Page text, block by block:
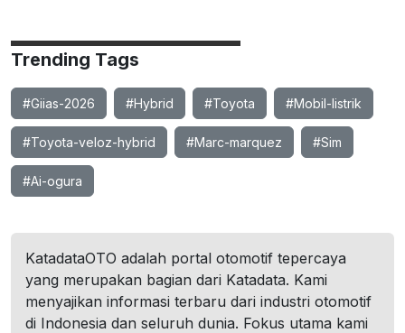
Trending Tags
#Giias-2026 #Hybrid #Toyota #Mobil-listrik
#Toyota-veloz-hybrid #Marc-marquez #Sim
#Ai-ogura
KatadataOTO adalah portal otomotif tepercaya
yang merupakan bagian dari Katadata. Kami
menyajikan informasi terbaru dari industri otomotif
di Indonesia dan seluruh dunia. Fokus utama kami